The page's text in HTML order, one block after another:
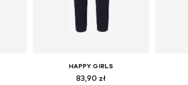
HAPPY GIRLS
83,90 zł